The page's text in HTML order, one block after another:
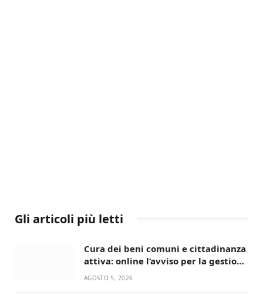
Gli articoli più letti
Cura dei beni comuni e cittadinanza
attiva: online l’avviso per la gestione
condivisa della Villetta di Laureto
AGOSTO 5, 2026